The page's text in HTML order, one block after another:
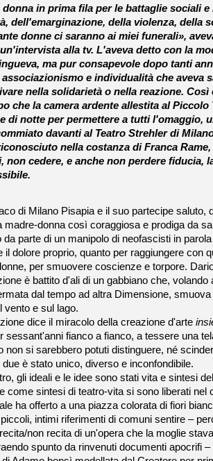
in prima fila per le battaglie sociali
dell'emarginazione, della violenza, della
donne ci saranno ai miei funerali»,
alla tv. L'aveva detto con la
ma pur consapevole dopo tanti
e individualità che aveva
nella solidarietà o nella reazione. Così
che la camera ardente allestita al Piccolo
di notte per permettere a tutti l'omaggio,
davanti al Teatro Strehler di
nella costanza di Franca
non cedere, e anche non perdere fiducia,
di Milano Pisapia e il suo partecipe saluto,
madre-donna così coraggiosa e prodiga da
da parte di un manipolo di neofascisti in
il dolore proprio, quanto per raggiungere con
per smuovere coscienze e torpore.
è battito d'ali di un gabbiano che, volando
dal tempo ad altra Dimensione,
vento e sul lago.
dice il miracolo della creazione d'arte
sessant'anni fianco a fianco, a tessere una
non si sarebbero potuti distinguere, né
è stato unico, diverso e inconfondibile.
gli ideali e le idee sono stati vita e sintesi
come sintesi di teatro-vita si sono liberati nel
ha offerto a una piazza colorata di fiori
intimi riferimenti di comuni sentire –
non recita di un'opera che la moglie
spunto da rinvenuti documenti apocrifi